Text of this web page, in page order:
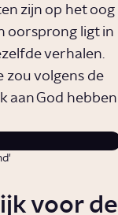
zijn op het oog
oorsprong ligt in
verhalen.
zou volgens de
aan God hebben
voor de